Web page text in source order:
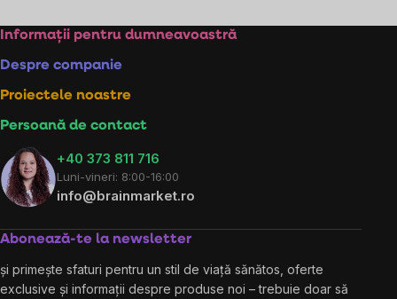
listărilor
Subsol
Informații pentru dumneavoastră
Despre companie
Proiectele noastre
Persoană de contact
+40 373 811 716
Luni-vineri: 8:00-16:00
info@brainmarket.ro
Abonează-te la newsletter
și primește sfaturi pentru un stil de viață sănătos, oferte
exclusive și informații despre produse noi – trebuie doar să